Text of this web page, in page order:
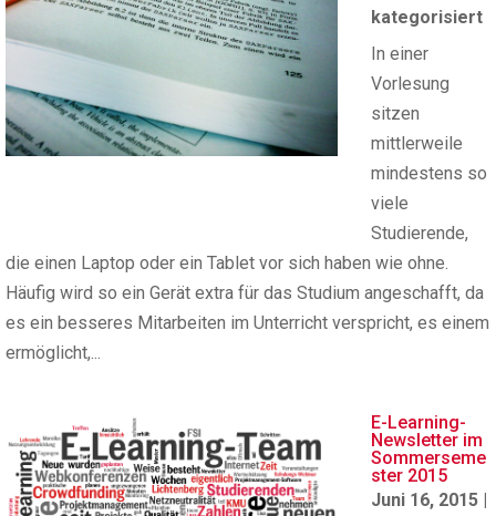
kategorisiert
In einer
Vorlesung
sitzen
mittlerweile
mindestens so
viele
Studierende,
die einen Laptop oder ein Tablet vor sich haben wie ohne.
Häufig wird so ein Gerät extra für das Studium angeschafft, da
es ein besseres Mitarbeiten im Unterricht verspricht, es einem
ermöglicht,...
E-Learning-
Newsletter im
Sommerseme
ster 2015
Juni 16, 2015 |